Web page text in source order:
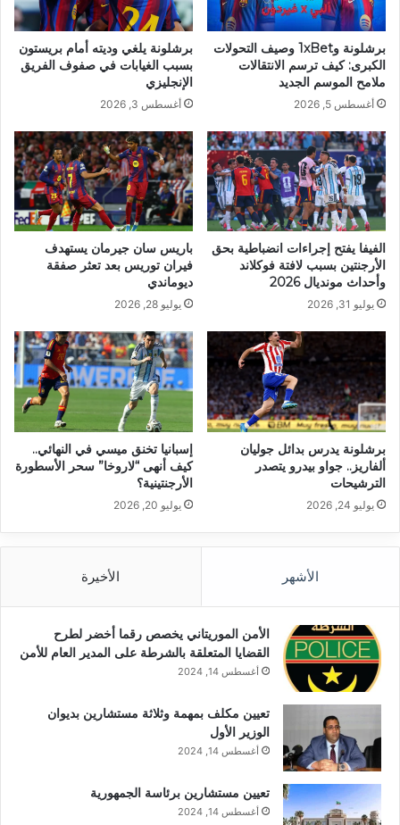
برشلونة و1xBet وصيف التحولات
الكبرى: كيف ترسم الانتقالات
ملامح الموسم الجديد
أغسطس 5, 2026
برشلونة يلغي وديته أمام بريستون
بسبب الغيابات في صفوف الفريق
الإنجليزي
أغسطس 3, 2026
الفيفا يفتح إجراءات انضباطية بحق
الأرجنتين بسبب لافتة فوكلاند
وأحداث مونديال 2026
يوليو 31, 2026
باريس سان جيرمان يستهدف
فيران توريس بعد تعثر صفقة
ديوماندي
يوليو 28, 2026
برشلونة يدرس بدائل جوليان
ألفاريز.. جواو بيدرو يتصدر
الترشيحات
يوليو 24, 2026
إسبانيا تخنق ميسي في النهائي..
كيف أنهى “لاروخا” سحر الأسطورة
الأرجنتينية؟
يوليو 20, 2026
الأشهر الأخيرة
الأمن الموريتاني يخصص رقما أخضر لطرح
القضايا المتعلقة بالشرطة على المدير العام للأمن
أغسطس 14, 2024
تعيين مكلف بمهمة وثلاثة مستشارين بديوان
الوزير الأول
أغسطس 14, 2024
تعيين مستشارين برئاسة الجمهورية
أغسطس 14, 2024